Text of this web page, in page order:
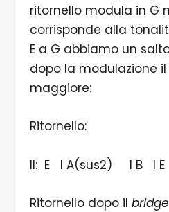
ritornello modula in G
corrisponde alla
E a G abbiamo un
dopo la modulazione
maggiore:
Ritornello:
II: E I A(sus2) I B I
Ritornello dopo il bridge